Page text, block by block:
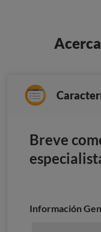
Breve
Información